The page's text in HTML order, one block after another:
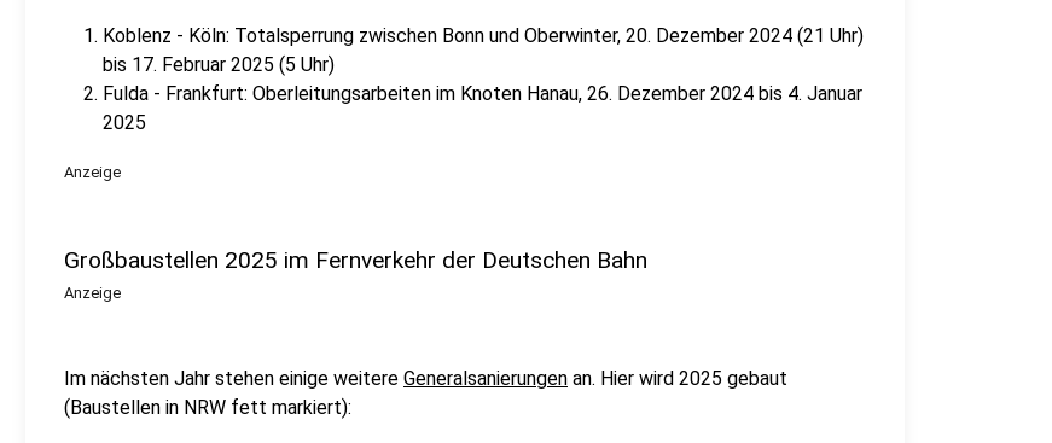
Koblenz - Köln: Totalsperrung zwischen Bonn und Oberwinter, 20. Dezember 2024 (21 Uhr)
bis 17. Februar 2025 (5 Uhr)
Fulda - Frankfurt: Oberleitungsarbeiten im Knoten Hanau, 26. Dezember 2024 bis 4. Januar
2025
Anzeige
Großbaustellen 2025 im Fernverkehr der Deutschen Bahn
Anzeige
Im nächsten Jahr stehen einige weitere Generalsanierungen an. Hier wird 2025 gebaut
(Baustellen in NRW fett markiert):